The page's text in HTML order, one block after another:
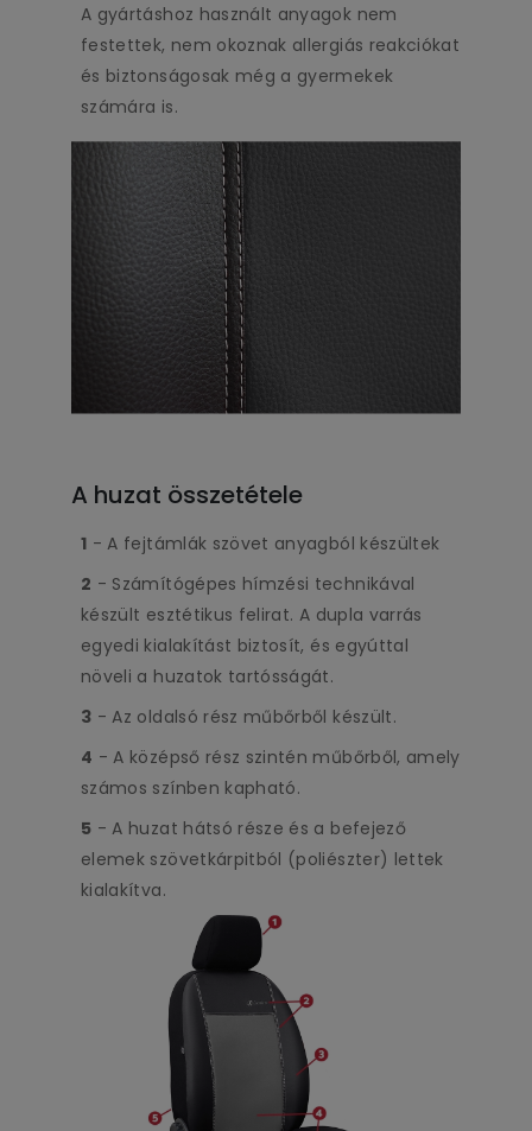
A gyártáshoz használt anyagok nem
festettek, nem okoznak allergiás reakciókat
és biztonságosak még a gyermekek
számára is.
A huzat összetétele
1 - A fejtámlák szövet anyagból készültek
2 - Számítógépes hímzési technikával
készült esztétikus felirat. A dupla varrás
egyedi kialakítást biztosít, és egyúttal
növeli a huzatok tartósságát.
3 - Az oldalsó rész műbőrből készült.
4 - A középső rész szintén műbőrből, amely
számos színben kapható.
5 - A huzat hátsó része és a befejező
elemek szövetkárpitból (poliészter) lettek
kialakítva.